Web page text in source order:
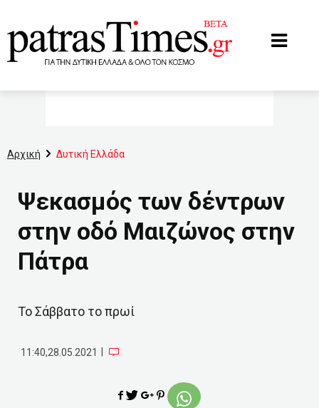
Αρχική Δυτική Ελλάδα
Ψεκασμός των δέντρων
στην οδό Μαιζώνος στην
Πάτρα
Το Σάββατο το πρωί
11:40,28.05.2021